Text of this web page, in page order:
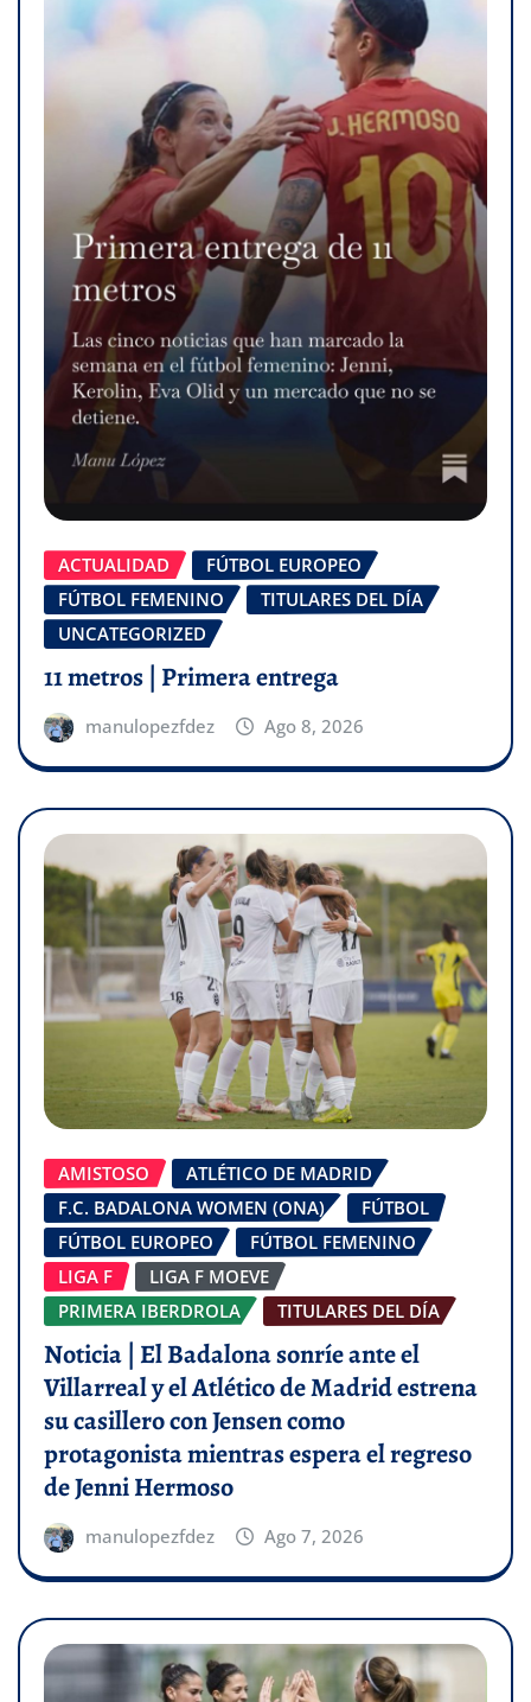
ACTUALIDAD
FÚTBOL EUROPEO
FÚTBOL FEMENINO
TITULARES DEL DÍA
UNCATEGORIZED
11 metros | Primera entrega
manulopezfdez Ago 8, 2026
AMISTOSO
ATLÉTICO DE MADRID
F.C. BADALONA WOMEN (ONA)
FÚTBOL
FÚTBOL EUROPEO
FÚTBOL FEMENINO
LIGA F
LIGA F MOEVE
PRIMERA IBERDROLA
TITULARES DEL DÍA
Noticia | El Badalona sonríe ante el
Villarreal y el Atlético de Madrid estrena
su casillero con Jensen como
protagonista mientras espera el regreso
de Jenni Hermoso
manulopezfdez Ago 7, 2026